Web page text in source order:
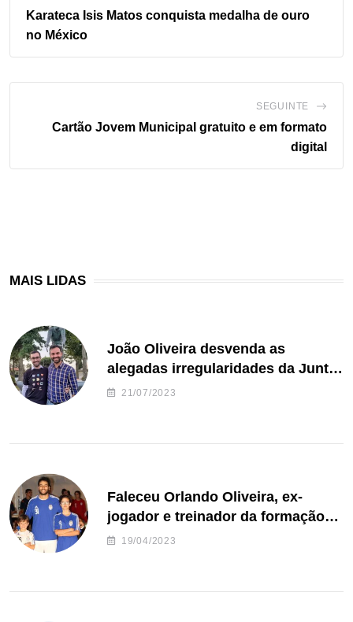
Karateca Isis Matos conquista medalha de ouro
no México
SEGUINTE
Cartão Jovem Municipal gratuito e em formato
digital
MAIS LIDAS
João Oliveira desvenda as
alegadas irregularidades da Junta
de Freguesia S. João de Ver
21/07/2023
Faleceu Orlando Oliveira, ex-
jogador e treinador da formação
de andebol do Feirense
19/04/2023